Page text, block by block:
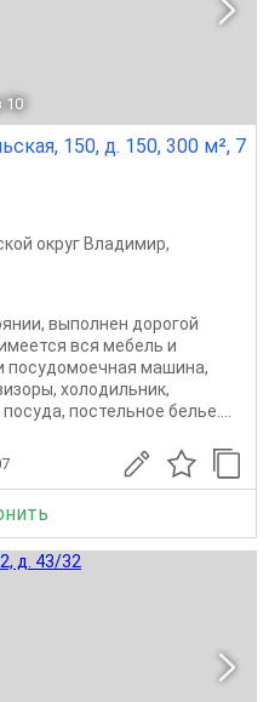
10
150, д. 150, 300 м², 7
округ Владимир,
выполнен дорогой
вся мебель и
посудомоечная машина,
холодильник,
постельное белье....